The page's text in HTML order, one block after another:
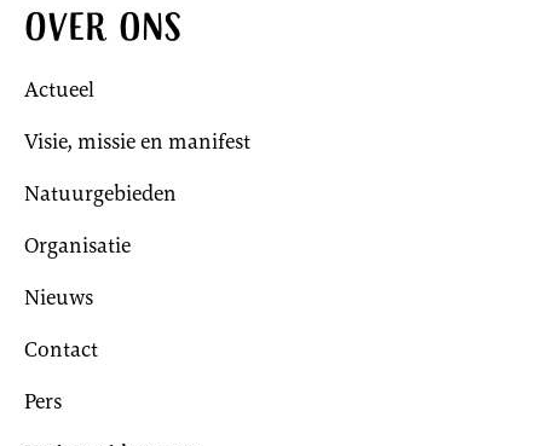
Over ons
Actueel
Visie, missie en manifest
Natuurgebieden
Organisatie
Nieuws
Contact
Pers